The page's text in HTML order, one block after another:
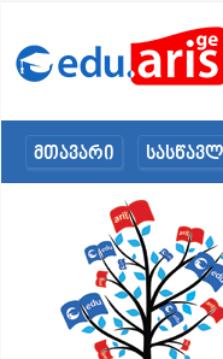
მთავარი